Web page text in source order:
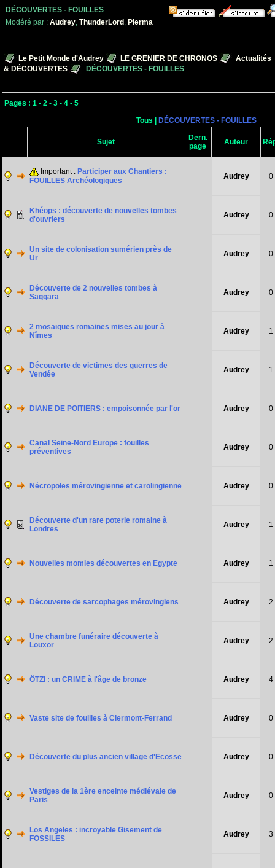
DÉCOUVERTES - FOUILLES
Modéré par : Audrey, ThunderLord , Pierma
Le Petit Monde d'Audrey LE GRENIER DE CHRONOS
Actualités
& DÉCOUVERTES
DÉCOUVERTES - FOUILLES
Pages : 1 - 2 - 3 - 4 - 5
Tous
DÉCOUVERTES - FOUILLES
Sujet
Dern.
page
Auteur
Important : Participer aux Chantiers :
FOUILLES Archéologiques
Audrey 0
Khéops : découverte de nouvelles tombes
d'ouvriers
Audrey 0
Un site de colonisation sumérien près de
Ur
Audrey 0
Découverte de 2 nouvelles tombes à
Saqqara
Audrey 0
2 mosaïques romaines mises au jour à
Nîmes
Audrey 1
Découverte de victimes des guerres de
Vendée
Audrey 1
DIANE DE POITIERS : empoisonnée par l'or Audrey 0
Canal Seine-Nord Europe : fouilles
préventives
Audrey 0
Nécropoles mérovingienne et carolingienne Audrey 0
Découverte d'un rare poterie romaine à
Londres
Audrey 1
Nouvelles momies découvertes en Egypte Audrey 1
Découverte de sarcophages mérovingiens Audrey 2
Une chambre funéraire découverte à
Louxor
Audrey 2
ÖTZI : un CRIME à l'âge de bronze Audrey 4
Vaste site de fouilles à Clermont-Ferrand Audrey 0
Découverte du plus ancien village d'Ecosse Audrey 0
Vestiges de la 1ère enceinte médiévale de
Paris
Audrey 0
Los Angeles : incroyable Gisement de
FOSSILES
Audrey 3